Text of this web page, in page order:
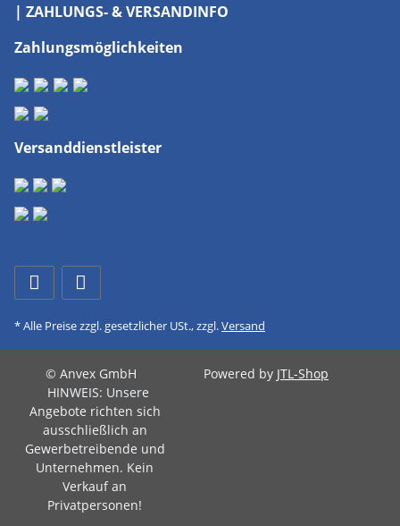
| ZAHLUNGS- & VERSANDINFO
Zahlungsmöglichkeiten
Versanddienstleister
* Alle Preise zzgl. gesetzlicher USt., zzgl.Versand
© Anvex GmbH
HINWEIS: Unsere
Angebote richten sich
ausschließlich an
Gewerbetreibende und
Unternehmen. Kein
Verkauf an
Privatpersonen!
Powered by JTL-Shop